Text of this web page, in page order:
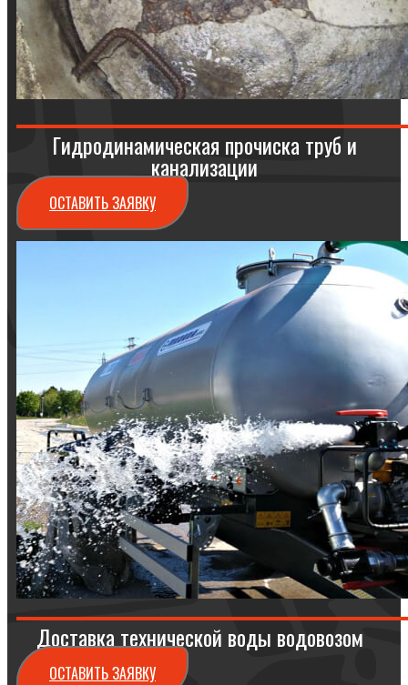
Гидродинамическая прочиска труб и
канализации
ОСТАВИТЬ ЗАЯВКУ
Доставка технической воды водовозом
ОСТАВИТЬ ЗАЯВКУ